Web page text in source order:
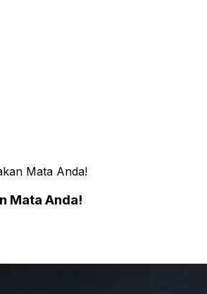
Mata Anda!
Mata Anda!